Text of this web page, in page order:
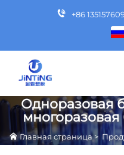
+86
Одноразовая
Главная страница>